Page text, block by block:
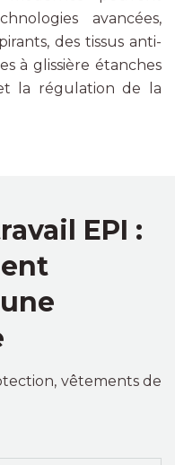
avancées,
des tissus anti-
à glissière étanches
la régulation de la
EPI :
vêtements de